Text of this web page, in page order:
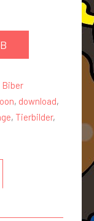
Biber
, download,
, Tierbilder,